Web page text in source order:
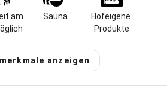
Wippe und Tischtennis richtig
Fuß. Unsere Ferienwohnungen
am
Sauna
Hofeigene
Produkte
anzeigen